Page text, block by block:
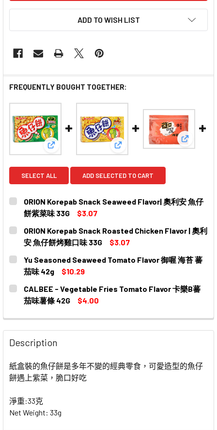
ADD TO WISH LIST
FREQUENTLY BOUGHT TOGETHER:
View: ORION Korepab Snack Seaweed Flavor| 奧
View: ORION Korepab Snack
View: Yu
SELECT ALL ADD SELECTED TO CART
ORION Korepab Snack Seaweed Flavor| 奧利安 魚仔
餅紫菜味 33G
$3.07
CURRENT
STOCK:
QUANTITY:
ORION Korepab Snack Roasted Chicken Flavor | 奧利
安 魚仔餅烤雞口味 33G
$3.07
CURRENT
STOCK:
QUANTITY:
DECREASE QUANTITY OF ORION KOREPAB SNACK
INCREASE QUANTITY OF ORION KOREPAB
Yu Seasoned Seaweed Tomato Flavor 御喔 海苔 蕃
茄味 42g
$10.29
CURRENT
STOCK:
QUANTITY:
DECREASE QUANTITY OF YU SEASONED SEAWEED
INCREASE QUANTITY OF YU SEASONED
CALBEE - Vegetable Fries Tomato Flavor 卡樂B蕃
茄味薯條 42G
$4.00
DECREASE QUANTITY OF CALBEE - VEGETABLE FRIES
INCREASE QUANTITY OF CALBEE -
Description
紙盒裝的魚仔餅是多年不變的經典零食，可愛造型的魚仔
餅遇上紫菜，脆口好吃
淨重:33克
Net Weight: 33g